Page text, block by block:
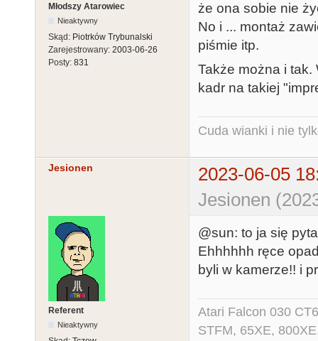
Młodszy Atarowiec
Nieaktywny
Skąd: Piotrków Trybunalski
Zarejestrowany: 2003-06-26
Posty: 831
że ona sobie nie
No i ... montaż
piśmie itp.
Także można i tak.
kadr na takiej
Cuda wianki i nie
Jesionen
2023-06-05
Jesionen
Referent
Nieaktywny
@sun: to ja się
Ehhhhhh ręce
byli w kamerze!! i
Atari Falcon 030
STFM, 65XE,